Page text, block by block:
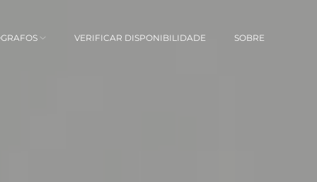
VERIFICAR DISPONIBILIDADE SOBRE